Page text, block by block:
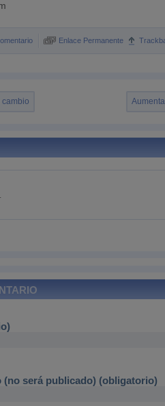
Enlace Permanente
cambio
será publicado) (obligatorio)